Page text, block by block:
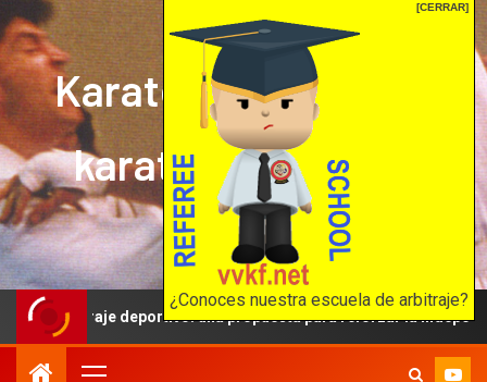
[CERRAR]
¿Conoces nuestra escuela de arbitraje?
Karate mrprepor: el
karate en internet
El karate en internet
deportivo: una propuesta para reforzar la independencia